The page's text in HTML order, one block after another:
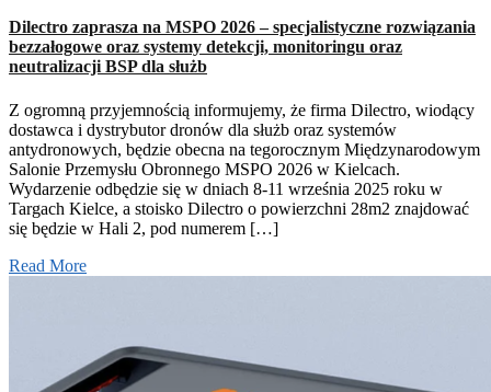
Dilectro zaprasza na MSPO 2026 – specjalistyczne rozwiązania
bezzałogowe oraz systemy detekcji, monitoringu oraz
neutralizacji BSP dla służb
Z ogromną przyjemnością informujemy, że firma Dilectro, wiodący
dostawca i dystrybutor dronów dla służb oraz systemów
antydronowych, będzie obecna na tegorocznym Międzynarodowym
Salonie Przemysłu Obronnego MSPO 2026 w Kielcach.
Wydarzenie odbędzie się w dniach 8-11 września 2025 roku w
Targach Kielce, a stoisko Dilectro o powierzchni 28m2 znajdować
się będzie w Hali 2, pod numerem […]
Read More